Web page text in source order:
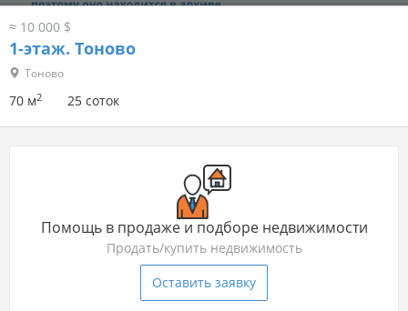
≈ 10 000 $
1-этаж. Тоново
Тоново
70 м2 25 соток
Помощь в продаже и подборе недвижимости
Продать/купить недвижимость
Оставить заявку